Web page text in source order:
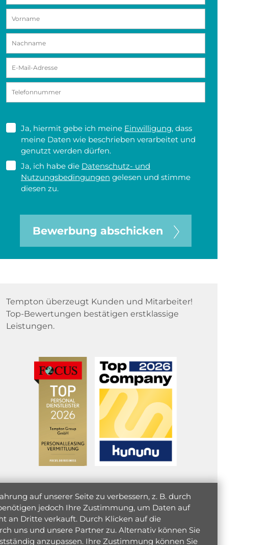
Ja, hiermit gebe ich meine Einwilligung, dass
meine Daten wie beschrieben verarbeitet und
genutzt werden dürfen.
Ja, ich habe die Datenschutz- und
Nutzungsbedingungen gelesen und stimme
diesen zu.
Bewerbung abschicken
Tempton überzeugt Kunden und Mitarbeiter!
Top-Bewertungen bestätigen erstklassige
Leistungen.
auf unserer Seite zu verbessern, z. B. durch
jedoch Ihre Zustimmung, um Daten auf
an Dritte verkauft. Durch Klicken auf die
uns und unsere Partner zu. Alternativ können Sie
anzupassen. Ihre Zustimmung können Sie